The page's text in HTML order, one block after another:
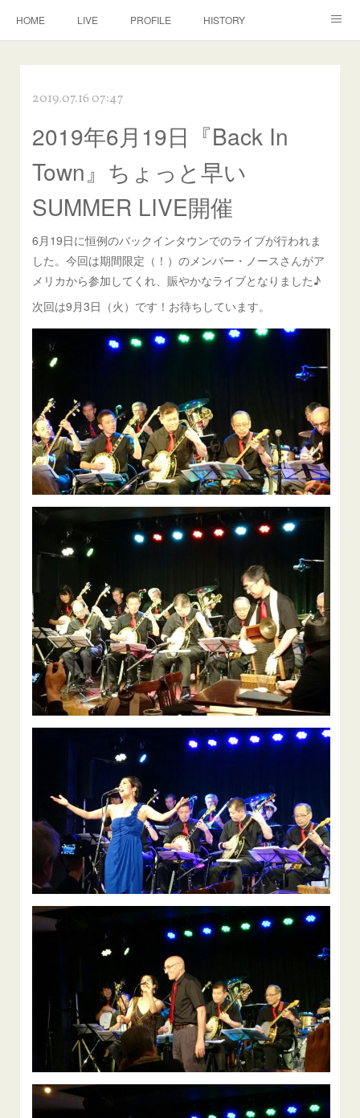
HOME LIVE PROFILE HISTORY
2019.07.16 07:47
2019年6月19日『Back In
Town』ちょっと早い
SUMMER LIVE開催
6月19日に恒例のバックインタウンでのライブが行われま
した。今回は期間限定（！）のメンバー・ノースさんがア
メリカから参加してくれ、賑やかなライブとなりました♪
次回は9月3日（火）です！お待ちしています。